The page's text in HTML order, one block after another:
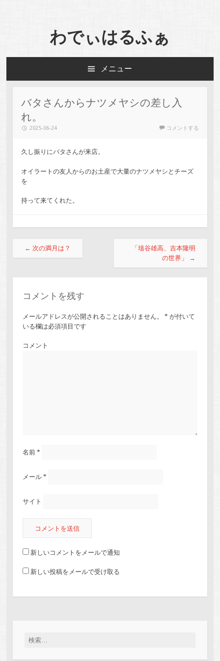
わでぃはるふぁ
メニュー
バタさんからナツメヤシの差し入
れ。
2025-06-24 コメントする
久し振りにバタさんが来店。
オイラートの友人からのお土産で大量のナツメヤシとチーズ
を
持って来てくれた。
投稿ナビゲーション
← 次の満月は？
「埴谷雄高、吉本隆明
の世界」
→
コメントを残す
メールアドレスが公開されることはありません。 * が付いて
いる欄は必須項目です
コメント
名前 *
メール *
サイト
新しいコメントをメールで通知
新しい投稿をメールで受け取る
検索: